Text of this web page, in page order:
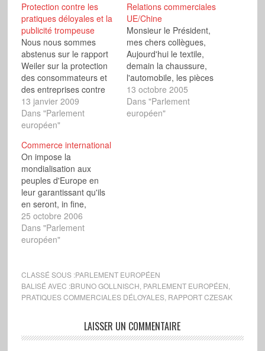
Protection contre les
pratiques déloyales et la
publicité trompeuse
Nous nous sommes
abstenus sur le rapport
Weiler sur la protection
des consommateurs et
des entreprises contre
les pratiques déloyales
et la publicité
trompeuse, car nous y
d'importance. La
première est que la
législation européenne
sur ces sujets se
présente sous forme de
directive, c'est à dire…
13 janvier 2009
Dans "Parlement
européen"
Relations commerciales
UE/Chine
Monsieur le Président,
mes chers collègues,
Aujourd'hui le textile,
demain la chaussure,
l'automobile, les pièces
de machine, la
sidérurgie, après demain
l'électronique et les
13 octobre 2005
Dans "Parlement
européen"
Commerce international
On impose la
mondialisation aux
peuples d'Europe en
leur garantissant qu'ils
en seront, in fine,
bénéficiaires, parce
qu'elle favorise les
exportations et ouvre les
nos marchés leur sont
ouverts. Mais nous
voyons bien que cette
d'être un jeu "gagnant-
gagnant", que la…
25 octobre 2006
Dans "Parlement
européen"
CLASSÉ SOUS :PARLEMENT EUROPÉEN
BALISÉ AVEC :BRUNO GOLLNISCH PARLEMENT EUROPÉEN
PRATIQUES COMMERCIALES DÉLOYALES, RAPPORT CZESAK
LAISSER UN COMMENTAIRE